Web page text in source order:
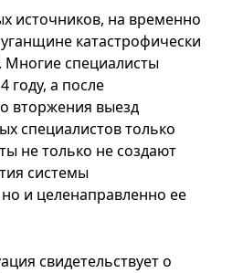
источников, на временно
катастрофически
Многие специалисты
году, а после
вторжения выезд
специалистов только
не только не создают
системы
и целенаправленно ее
свидетельствует о